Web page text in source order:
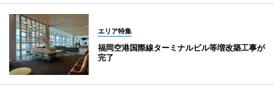
エリア特集
福岡空港国際線ターミナルビル等増改築工事が
完了